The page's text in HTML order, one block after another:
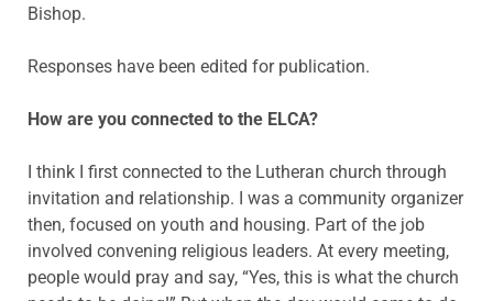
Bishop.
Responses have been edited for publication.
How are you connected to the ELCA?
I think I first connected to the Lutheran church through
invitation and relationship. I was a community organizer
then, focused on youth and housing. Part of the job
involved convening religious leaders. At every meeting,
people would pray and say, “Yes, this is what the church